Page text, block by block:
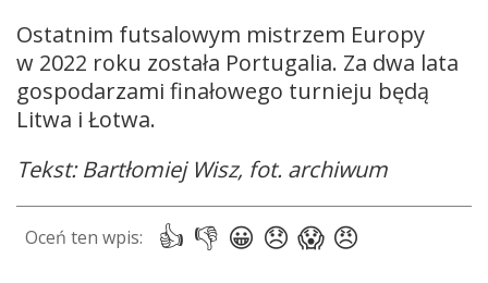
Ostatnim futsalowym mistrzem Europy
w 2022 roku została Portugalia. Za dwa lata
gospodarzami finałowego turnieju będą
Litwa i Łotwa.
Tekst: Bartłomiej Wisz, fot. archiwum